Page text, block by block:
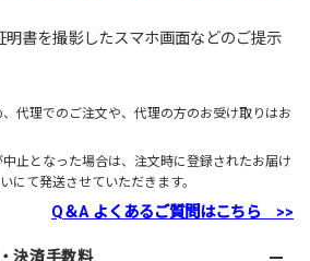
明書を撮影したスマホ画面などのご提示
代理でのご注文や、代理の方のお受け取りはお
止となった場合は、注文時に登録されたお届け
にて発送させていただきます。
Q＆A よくあるご質問はこちら >>
決済手数料